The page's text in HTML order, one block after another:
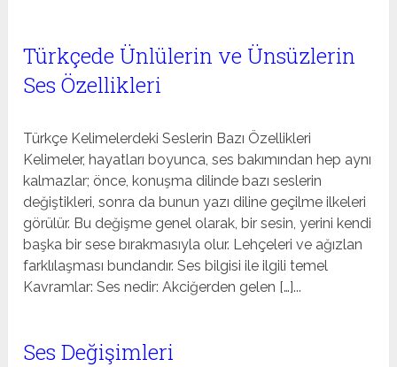
Türkçede Ünlülerin ve Ünsüzlerin
Ses Özellikleri
Türkçe Kelimelerdeki Seslerin Bazı Özellikleri
Kelimeler, hayatları boyunca, ses bakımından hep aynı
kalmazlar; önce, konuşma dilinde bazı seslerin
değiştikleri, sonra da bunun yazı diline geçilme ilkeleri
görülür. Bu değişme genel olarak, bir sesin, yerini kendi
başka bir sese bırakmasıyla olur. Lehçeleri ve ağızlan
farklılaşması bundandır. Ses bilgisi ile ilgili temel
Kavramlar: Ses nedir: Akciğerden gelen […]...
Ses Değişimleri